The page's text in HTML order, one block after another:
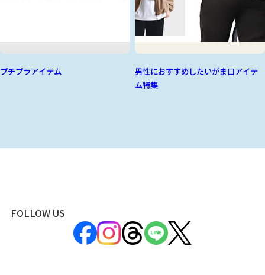
プチプラアイテム
男性におすすめしたいがま口アイテ
ム特集
FOLLOW US